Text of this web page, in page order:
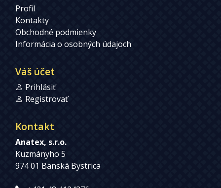
Profil
Kontakty
Obchodné podmienky
Informácia o osobných údajoch
Váš účet
Prihlásiť
Registrovať
Kontakt
Anatex, s.r.o.
Kuzmányho 5
974 01 Banská Bystrica